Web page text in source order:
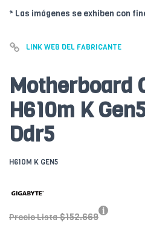
* Las imágenes se exhiben con
LINK WEB DEL FABRICANTE
Motherboard
H610m K
Ddr5
H610M K GEN5
Precio Lista $152.669